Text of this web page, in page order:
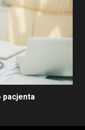
pacjenta